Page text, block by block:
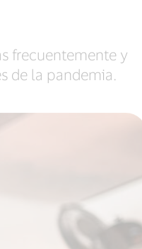
frecuentemente y
de la pandemia.